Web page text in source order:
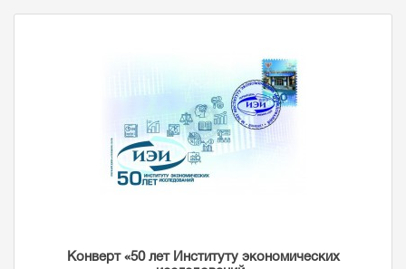
Конверт «50 лет Институту экономических